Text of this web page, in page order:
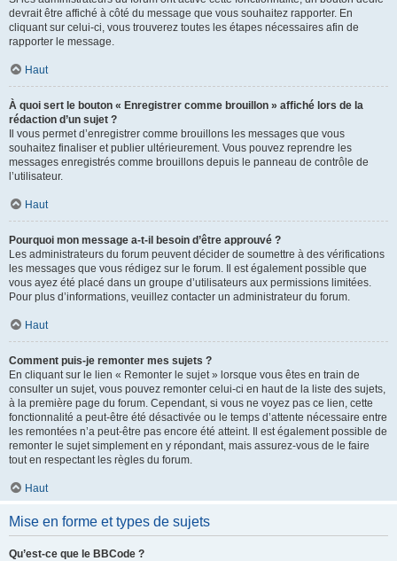
devrait être affiché à côté du message que vous souhaitez rapporter. En
cliquant sur celui-ci, vous trouverez toutes les étapes nécessaires afin de
rapporter le message.
Haut
À quoi sert le bouton « Enregistrer comme brouillon » affiché lors de la
rédaction d’un sujet ?
Il vous permet d’enregistrer comme brouillons les messages que vous
souhaitez finaliser et publier ultérieurement. Vous pouvez reprendre les
messages enregistrés comme brouillons depuis le panneau de contrôle de
l’utilisateur.
Haut
Pourquoi mon message a-t-il besoin d’être approuvé ?
Les administrateurs du forum peuvent décider de soumettre à des vérifications
les messages que vous rédigez sur le forum. Il est également possible que
vous ayez été placé dans un groupe d’utilisateurs aux permissions limitées.
Pour plus d’informations, veuillez contacter un administrateur du forum.
Haut
Comment puis-je remonter mes sujets ?
En cliquant sur le lien « Remonter le sujet » lorsque vous êtes en train de
consulter un sujet, vous pouvez remonter celui-ci en haut de la liste des sujets,
à la première page du forum. Cependant, si vous ne voyez pas ce lien, cette
fonctionnalité a peut-être été désactivée ou le temps d’attente nécessaire entre
les remontées n’a peut-être pas encore été atteint. Il est également possible de
remonter le sujet simplement en y répondant, mais assurez-vous de le faire
tout en respectant les règles du forum.
Haut
Mise en forme et types de sujets
Qu’est-ce que le BBCode ?